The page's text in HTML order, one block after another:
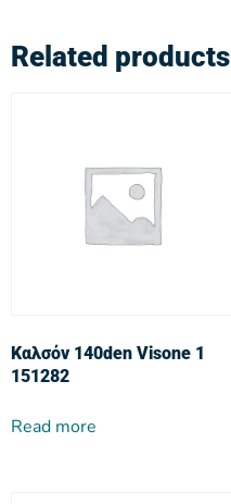
Related products
Καλσόν 140den Visone 1
151282
Read more